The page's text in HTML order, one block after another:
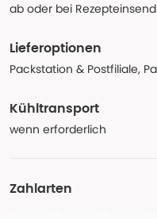
ab oder bei
Lieferoptionen
Packstation & Postfiliale,
Kühltransport
wenn erforderlich
Zahlarten